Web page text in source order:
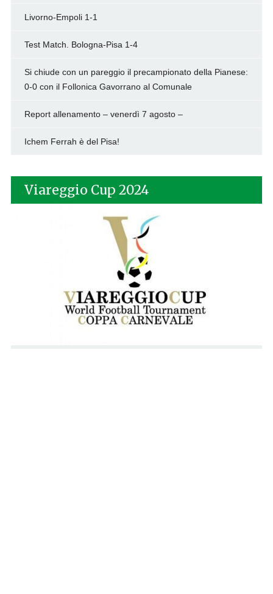
Livorno-Empoli 1-1
Test Match. Bologna-Pisa 1-4
Si chiude con un pareggio il precampionato della Pianese:
0-0 con il Follonica Gavorrano al Comunale
Report allenamento – venerdì 7 agosto –
Ichem Ferrah è del Pisa!
Viareggio Cup 2024